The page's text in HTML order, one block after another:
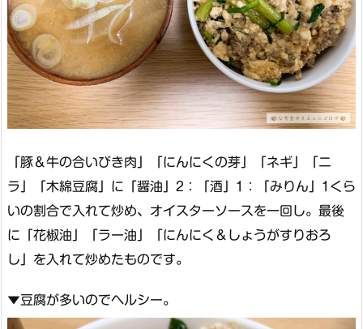
「豚＆牛の合いびき肉」「にんにくの芽」「ネギ」「ニ
ラ」「木綿豆腐」に「醤油」2：「酒」1：「みりん」1くら
いの割合で入れて炒め、オイスターソースを一回し。最後
に「花椒油」「ラー油」「にんにく＆しょうがすりおろ
し」を入れて炒めたものです。
▼豆腐が多いのでヘルシー。